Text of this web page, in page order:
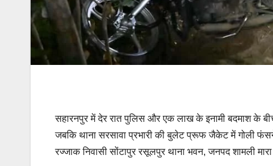
सहारनपुर में देर रात पुलिस और एक लाख के इनामी बदमाश के
जबकि थाना सरसावा प्रभारी की बुलेट प्रूफ जैकेट में गोली
रज्जाक निवासी सोंटापुर रसूलपुर थाना भवन, जनपद शामली मारा